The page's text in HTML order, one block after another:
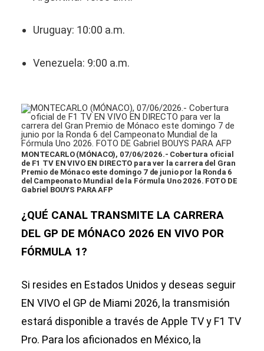
Uruguay: 10:00 a.m.
Venezuela: 9:00 a.m.
MONTECARLO (MÓNACO), 07/06/2026.- Cobertura oficial
de F1 TV EN VIVO EN DIRECTO para ver la carrera del Gran
Premio de Mónaco este domingo 7 de junio por la Ronda 6
del Campeonato Mundial de la Fórmula Uno 2026. FOTO DE
Gabriel BOUYS PARA AFP
¿QUÉ CANAL TRANSMITE LA CARRERA
DEL GP DE MÓNACO 2026 EN VIVO POR
FÓRMULA 1?
Si resides en Estados Unidos y deseas seguir
EN VIVO el GP de Miami 2026, la transmisión
estará disponible a través de Apple TV y F1 TV
Pro. Para los aficionados en México, la